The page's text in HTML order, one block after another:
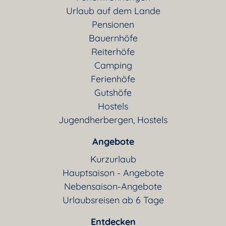
Urlaub auf dem Lande
Pensionen
Bauernhöfe
Reiterhöfe
Camping
Ferienhöfe
Gutshöfe
Hostels
Jugendherbergen, Hostels
Angebote
Kurzurlaub
Hauptsaison - Angebote
Nebensaison-Angebote
Urlaubsreisen ab 6 Tage
Entdecken